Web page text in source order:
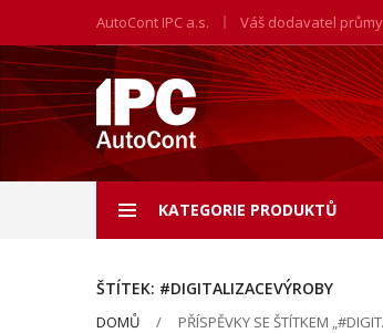
AutoCont IPC a.s. Váš dodavatel
KATEGORIE PRODUKTŮ
ŠTÍTEK: #DIGITALIZACEVÝROBY
DOMŮ PŘÍSPĚVKY SE ŠTÍTKEM